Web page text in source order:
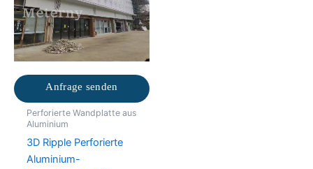
Anfrage senden
Perforierte Wandplatte aus
Aluminium
3D Ripple Perforierte
Aluminium-